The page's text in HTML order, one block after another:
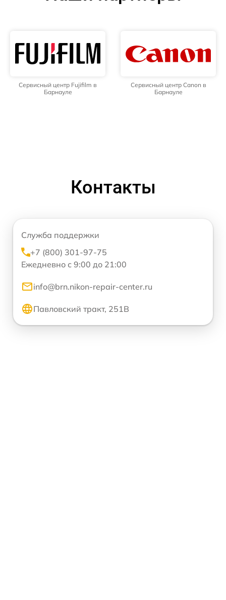
Сервисный центр Fujifilm в
Барнауле
Сервисный центр Canon в
Барнауле
Контакты
Служба поддержки
+7 (800) 301-97-75
Ежедневно с 9:00 до 21:00
info@brn.nikon-repair-center.ru
Павловский тракт, 251В